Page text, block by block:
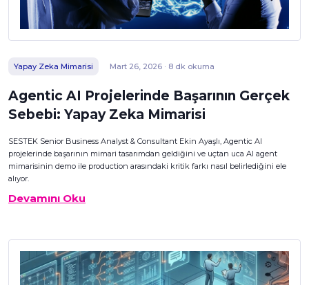
Yapay Zeka Mimarisi Mart 26, 2026 · 8 dk okuma
Agentic AI Projelerinde Başarının Gerçek
Sebebi: Yapay Zeka Mimarisi
SESTEK Senior Business Analyst & Consultant Ekin Ayaşlı, Agentic AI
projelerinde başarının mimari tasarımdan geldiğini ve uçtan uca AI agent
mimarisinin demo ile production arasındaki kritik farkı nasıl belirlediğini ele
alıyor.
Devamını Oku